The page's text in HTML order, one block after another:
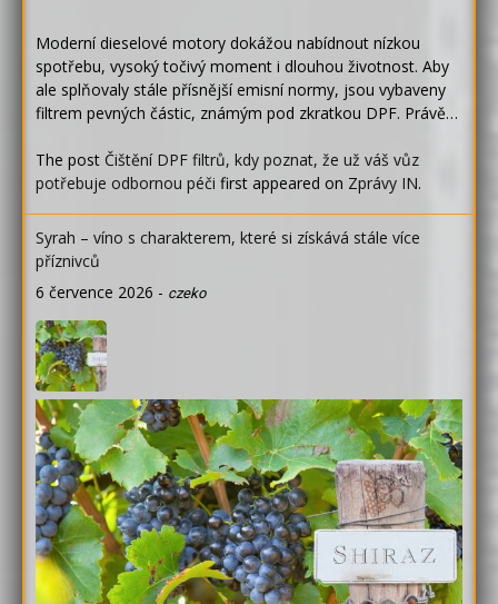
Moderní dieselové motory dokážou nabídnout nízkou
spotřebu, vysoký točivý moment i dlouhou životnost. Aby
ale splňovaly stále přísnější emisní normy, jsou vybaveny
filtrem pevných částic, známým pod zkratkou DPF. Právě…
The post Čištění DPF filtrů, kdy poznat, že už váš vůz
potřebuje odbornou péči first appeared on Zprávy IN.
Syrah – víno s charakterem, které si získává stále více
příznivců
6 července 2026 - czeko